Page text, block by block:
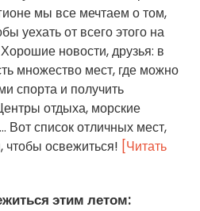
мы все мечтаем о том,
уехать от всего этого на
новости, друзья: в
множество мест, где можно
спорта и получить
отдыха, морские
Вот список отличных мест,
чтобы освежиться! [Читать
этим летом: